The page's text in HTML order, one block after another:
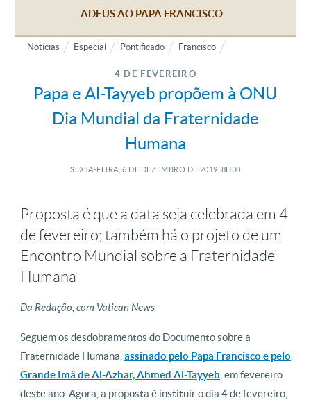
ADEUS AO PAPA FRANCISCO
Notícias Especial Pontificado Francisco
4 DE FEVEREIRO
Papa e Al-Tayyeb propõem à ONU
Dia Mundial da Fraternidade
Humana
SEXTA-FEIRA, 6 DE DEZEMBRO DE 2019, 8H30
Proposta é que a data seja celebrada em 4
de fevereiro; também há o projeto de um
Encontro Mundial sobre a Fraternidade
Humana
Da Redação, com Vatican News
Seguem os desdobramentos do Documento sobre a
Fraternidade Humana, assinado pelo Papa Francisco e pelo
Grande Imã de Al-Azhar, Ahmed Al-Tayyeb , em fevereiro
deste ano. Agora, a proposta é instituir o dia 4 de fevereiro,